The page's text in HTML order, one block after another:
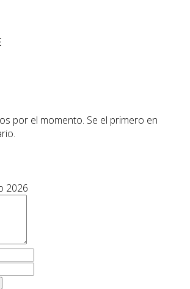
por el momento. Se el primero en
2026